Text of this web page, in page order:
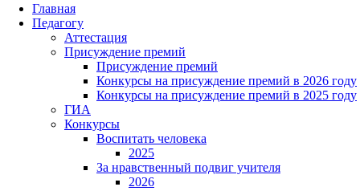
Главная
Педагогу
Аттестация
Присуждение премий
Присуждение премий
Конкурсы на присуждение премий в 2026 году
Конкурсы на присуждение премий в 2025 году
ГИА
Конкурсы
Воспитать человека
2025
За нравственный подвиг учителя
2026